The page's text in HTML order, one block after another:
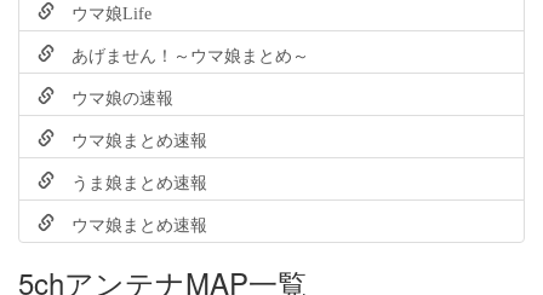
ウマ娘Life
あげません！～ウマ娘まとめ～
ウマ娘の速報
ウマ娘まとめ速報
うま娘まとめ速報
ウマ娘まとめ速報
5chアンテナMAP一覧